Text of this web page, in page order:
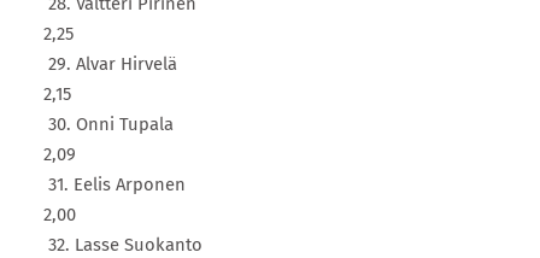
2,25
29. Alvar Hirvelä
2,15
30. Onni Tupala
2,09
31. Eelis Arponen
2,00
32. Lasse Suokanto